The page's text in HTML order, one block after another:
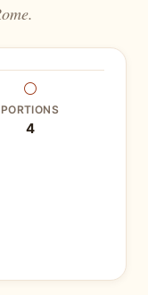
⚪
PORTIONS
4